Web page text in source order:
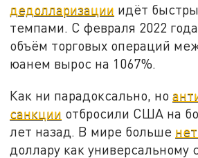
дедолларизации идёт
темпами. С февраля 2022
объём торговых операций
юанем вырос на 1067%.
Как ни парадоксально, но
санкции отбросили США на
лет назад. В мире больше
доллару как универсальному